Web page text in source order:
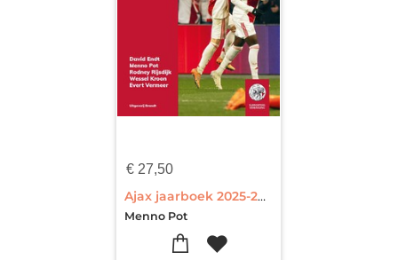
€ 27,50
Ajax jaarboek 2025-2026
Menno Pot